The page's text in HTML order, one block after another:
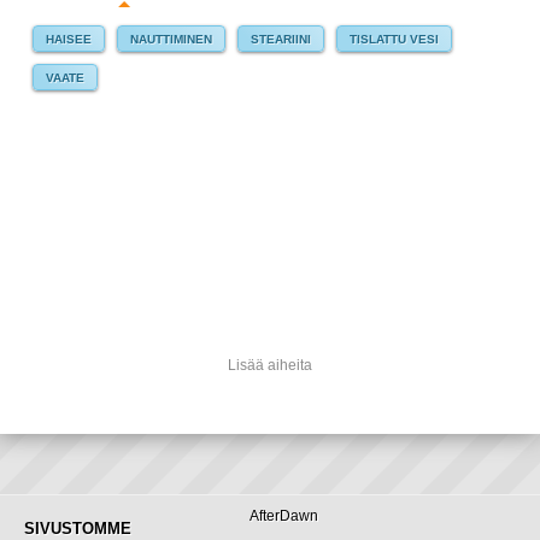
HAISEE NAUTTIMINEN STEARIINI TISLATTU VESI
VAATE
Lisää aiheita
SIVUSTOMME
AfterDawn